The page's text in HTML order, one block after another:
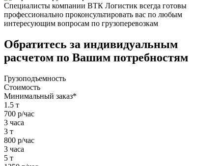
Специалисты компании ВТК Логистик всегда готовы
профессионально проконсультировать вас по любым
интересующим вопросам по грузоперевозкам
Обратитесь за индивидуальным
расчетом по Вашим потребностям
Грузоподъемность
Стоимость
Минимальный заказ*
1.5 т
700 р/час
3 часа
3 т
800 р/час
3 часа
5 т